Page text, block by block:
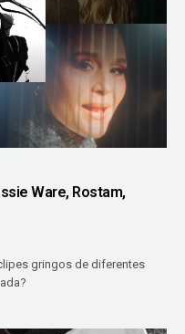
Ware, Rostam,
gringos de diferentes